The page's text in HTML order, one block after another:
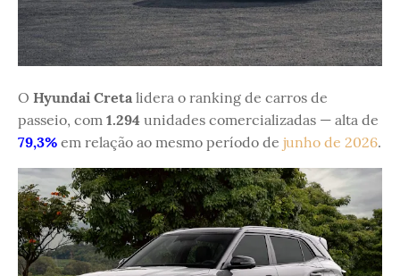
O Hyundai Creta lidera o ranking de carros de
passeio, com 1.294 unidades comercializadas — alta de
79,3% em relação ao mesmo período de junho de 2026.